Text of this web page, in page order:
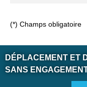
(*) Champs obligatoire
DÉPLACEMENT ET
SANS